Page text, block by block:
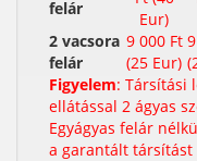
felár
Eur)
2 vacsora
felár
9 000 Ft
(25 Eur)
Figyelem: Társítási
ellátással 2 ágyas
Egyágyas felár
a garantált társítást